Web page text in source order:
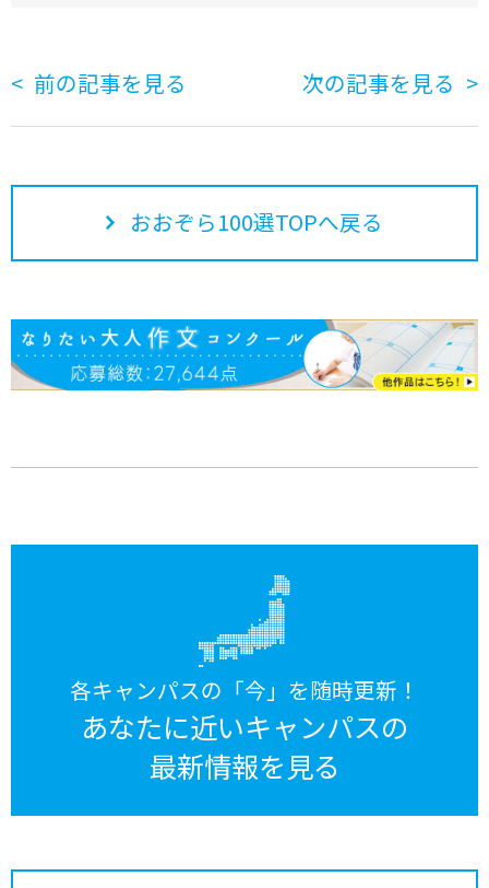
前の記事を見る 次の記事を見る
おおぞら100選TOPへ戻る
各キャンパスの「今」を随時更新！
あなたに近いキャンパスの
最新情報を見る